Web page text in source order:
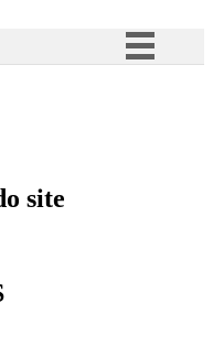
Acesso à informação
site